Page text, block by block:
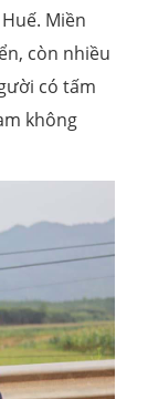
Miền
còn nhiều
có tấm
không